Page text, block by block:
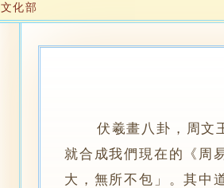
文化部
伏羲畫八卦，周文王
就合成我們現在的《周
大，無所不包」。其中